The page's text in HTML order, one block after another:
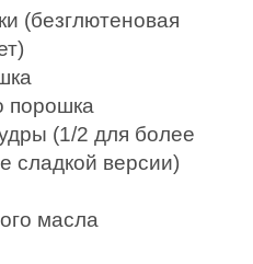
(безглютеновая
порошка
(1/2 для более
сладкой версии)
масла